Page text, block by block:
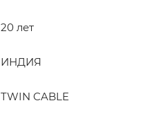
20 лет
ИНДИЯ
TWIN CABLE